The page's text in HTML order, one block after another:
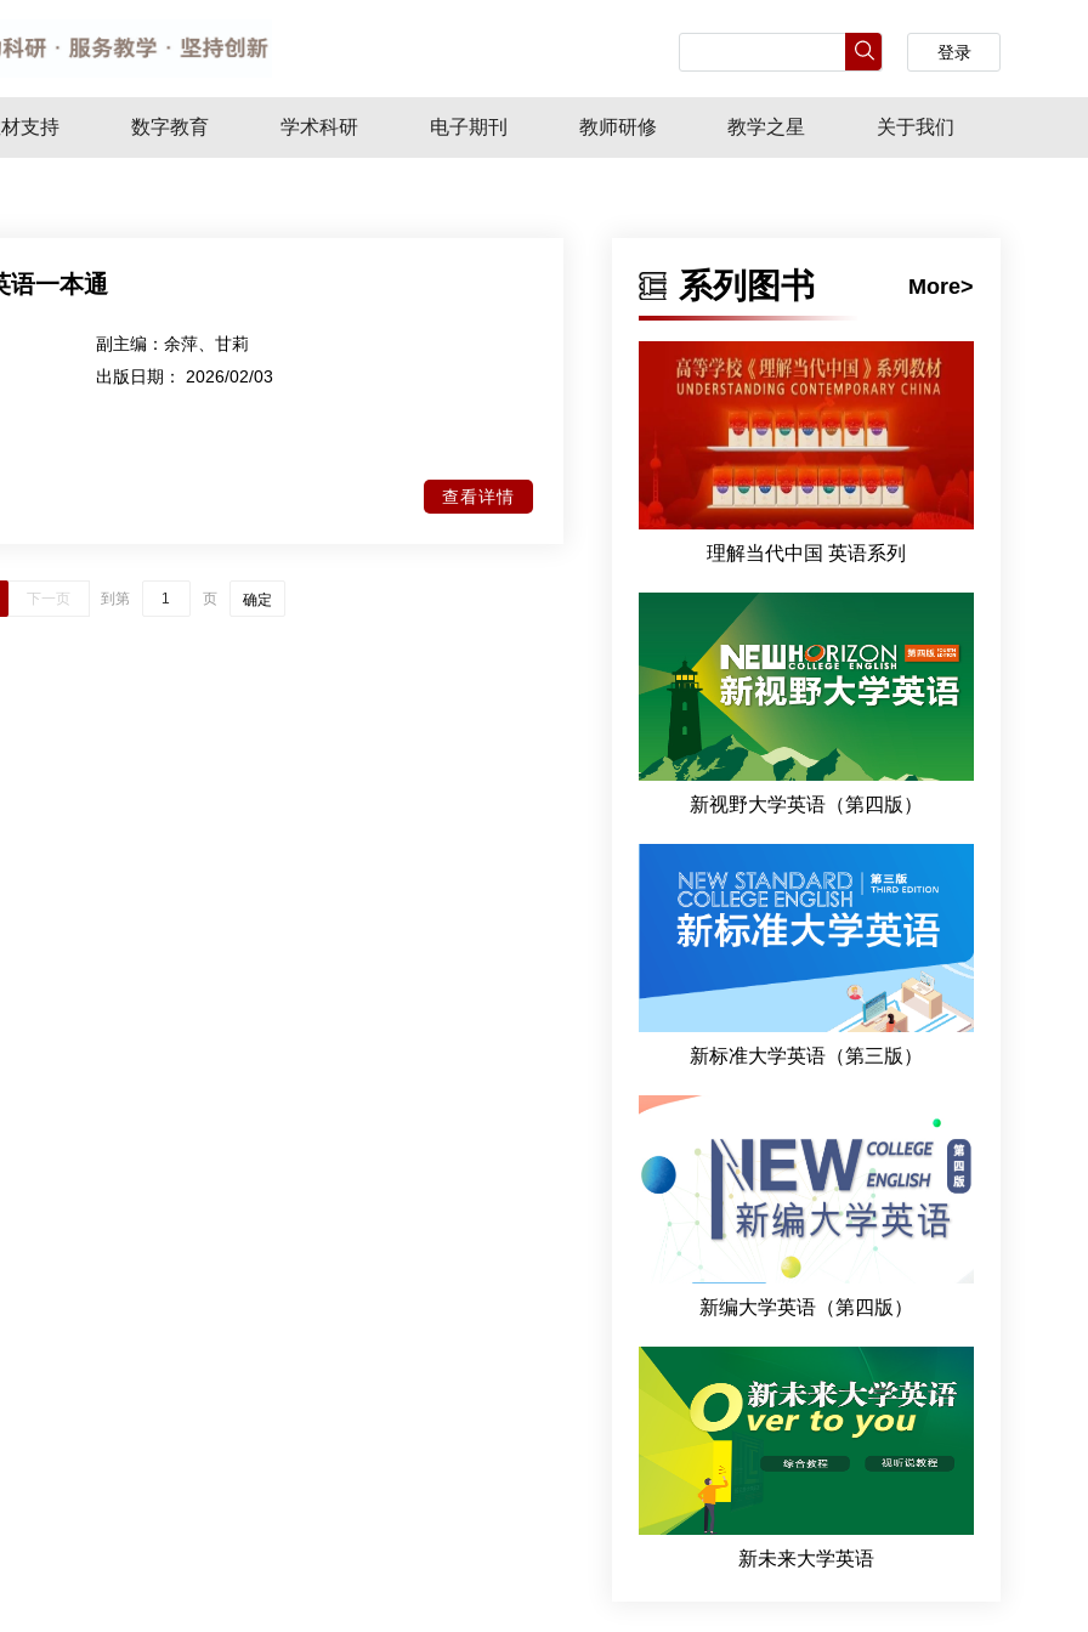
登录
支持 数字教育 学术科研 电子期刊 教师研修 教学之星 关于我们
语一本通
副主编： 余萍、甘莉
出版日期：
2026/02/03
查看详情
下一页 到第 页 确定
系列图书 More>
理解当代中国 英语系列
新视野大学英语（第四版）
新标准大学英语（第三版）
新编大学英语（第四版）
新未来大学英语